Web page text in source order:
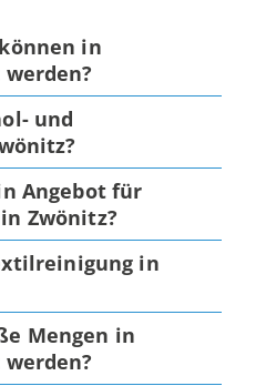
in
und
Angebot für
Zwönitz?
in
Mengen in